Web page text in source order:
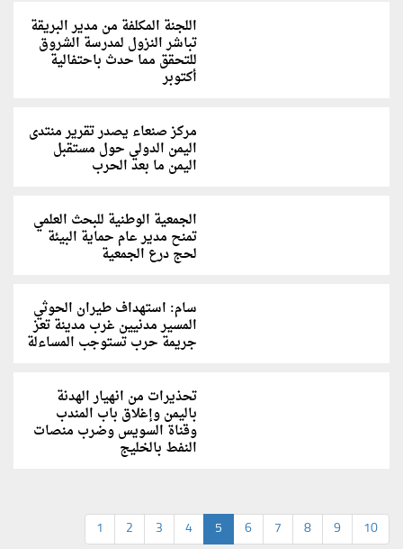
اللجنة المكلفة من مدير البريقة
تباشر النزول لمدرسة الشروق
للتحقق مما حدث باحتفالية
أكتوبر
مركز صنعاء يصدر تقرير منتدى
اليمن الدولي حول مستقبل
اليمن ما بعد الحرب
الجمعية الوطنية للبحث العلمي
تمنح مدير عام حماية البيئة
لحج درع الجمعية
سام: استهداف طيران الحوثي
المسير مدنيين غرب مدينة تعز
جريمة حرب تستوجب المساءلة
تحذيرات من انهيار الهدنة
باليمن وإغلاق باب المندب
وقناة السويس وضرب منصات
النفط بالخليج
1 2 3 4 5 6 7 8 9 10